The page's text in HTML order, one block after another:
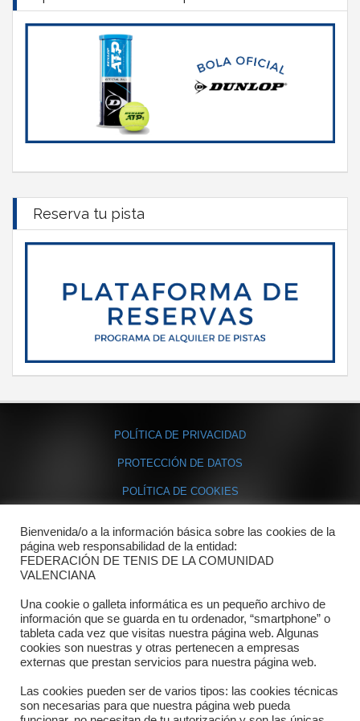
Reserva tu pista
POLÍTICA DE PRIVACIDAD
PROTECCIÓN DE DATOS
POLÍTICA DE COOKIES
Contacto
Dónde estamos
Directorio departamentos
Horario
Formulario de contacto
Bienvenida/o a la información básica sobre las cookies de la
página web responsabilidad de la entidad:
FEDERACIÓN DE TENIS DE LA COMUNIDAD
VALENCIANA
Una cookie o galleta informática es un pequeño archivo de
información que se guarda en tu ordenador, “smartphone” o
tableta cada vez que visitas nuestra página web. Algunas
cookies son nuestras y otras pertenecen a empresas
externas que prestan servicios para nuestra página web.
Las cookies pueden ser de varios tipos: las cookies técnicas
son necesarias para que nuestra página web pueda